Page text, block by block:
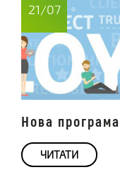
21/07
Нова
ЧИТАТИ